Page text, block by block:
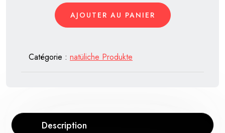
Étoile
de
–
AJOUTER AU PANIER
Catégorie : natüliche Produkte
Description